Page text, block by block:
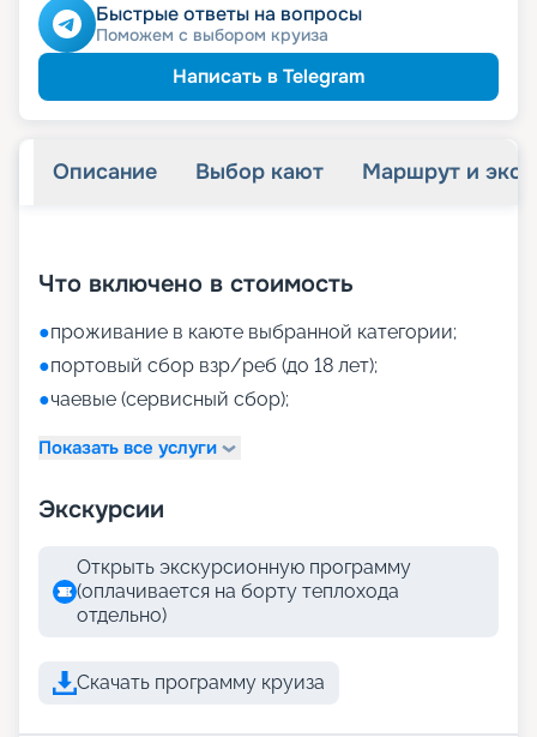
Быстрые ответы на вопросы
Поможем с выбором круиза
Написать в Telegram
Описание Выбор кают Маршрут и
Что включено в стоимость
●проживание в каюте выбранной категории;
●портовый сбор взр/реб (до 18 лет);
●чаевые (сервисный сбор);
Показать все услуги
Экскурсии
Открыть экскурсионную программу
(оплачивается на борту теплохода
отдельно)
Скачать программу круиза